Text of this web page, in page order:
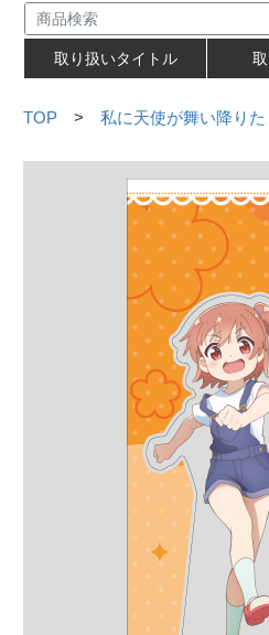
取り扱いタイトル
TOP > 私に天使が舞い降り